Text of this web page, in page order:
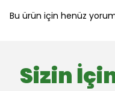
Bu ürün için henüz
Sizin